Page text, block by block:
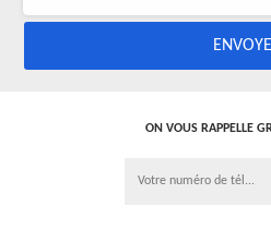
ON VOUS RAPPELLE